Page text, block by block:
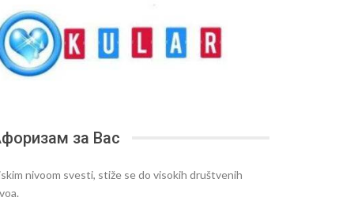
за Вас
nivoom svesti, stiže se do visokih društvenih